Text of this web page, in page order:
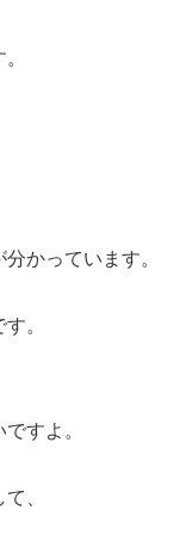
かっています。
。
すよ。
、